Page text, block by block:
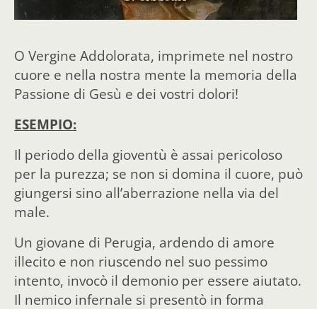
O Vergine Addolorata, imprimete nel nostro
cuore e nella nostra mente la memoria della
Passione di Gesù e dei vostri dolori!
ESEMPIO:
Il periodo della gioventù è assai pericoloso
per la purezza; se non si domina il cuore, può
giungersi sino all’aberrazione nella via del
male.
Un giovane di Perugia, ardendo di amore
illecito e non riuscendo nel suo pessimo
intento, invocò il demonio per essere aiutato.
Il nemico infernale si presentò in forma